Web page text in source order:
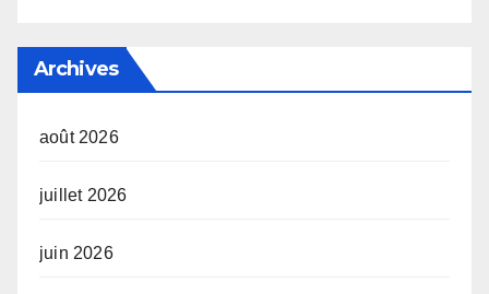
Archives
août 2026
juillet 2026
juin 2026